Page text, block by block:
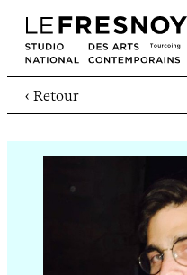
‹ Retour